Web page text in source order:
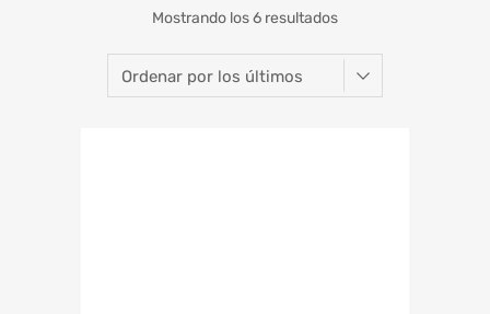
Mostrando los 6 resultados